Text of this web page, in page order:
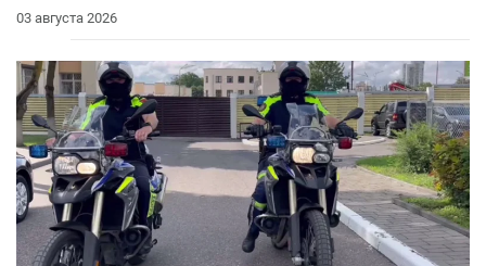
03 августа 2026